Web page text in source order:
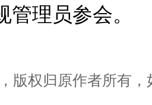
管理员参会。
版权归原作者所有